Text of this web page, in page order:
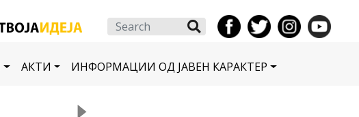
Search
АКТИ ИНФОРМАЦИИ ОД ЈАВЕН КАРАКТЕР